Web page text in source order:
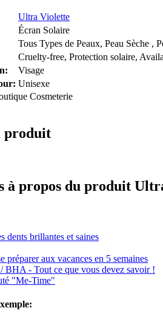
Ultra Violette
Écran Solaire
Tous Types de Peaux, Peau Sèche ,
Cruelty-free, Protection solaire,
Visage
Unisexe
Cosmeterie
produit
à propos du produit
dents brillantes et saines
préparer aux vacances en 5 semaines
BHA - Tout ce que vous devez savoir !
"Me-Time"